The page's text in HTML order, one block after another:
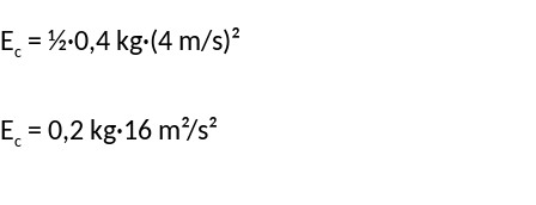
Ec = ½·0,4 kg·(4 m/s)²
Ec = 0,2 kg·16 m²/s²